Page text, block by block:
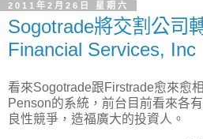
2011年2月26日 星期六
Sogotrade將交割公司
Financial Services, Inc
看來Sogotrade跟Firstrade愈來愈
Penson的系統，前台目前看來各
良性競爭，造福廣大的投資人。